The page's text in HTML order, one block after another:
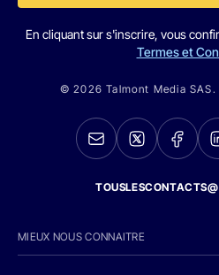
En cliquant sur s'inscrire, vous
Termes et
© 2026 Talmont Media
MIEUX NOUS CONNAITRE